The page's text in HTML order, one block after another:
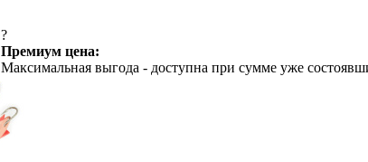
?
Премиум цена:
Максимальная выгода - доступна при сумме уже